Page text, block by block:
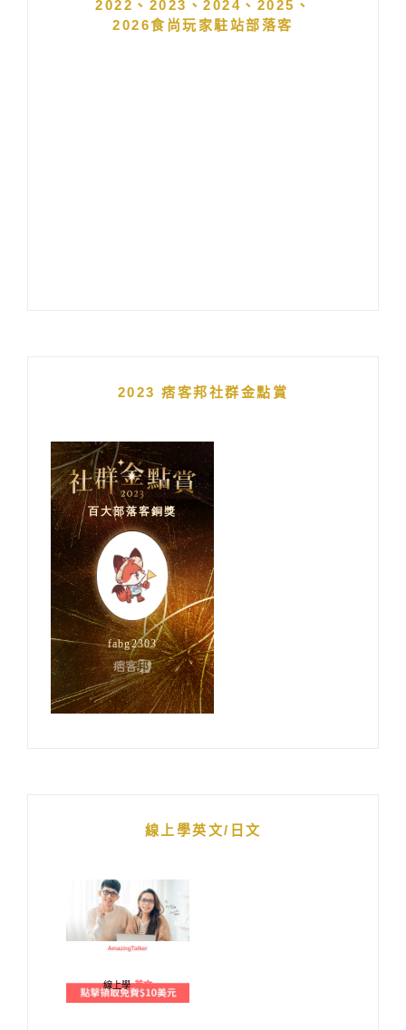
2022、2023、2024、2025、
2026食尚玩家駐站部落客
2023 痞客邦社群金點賞
線上學英文/日文
線上學英文